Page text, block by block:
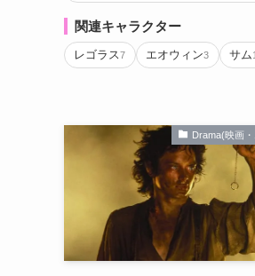
関連キャラクター
レゴラス7 エオウィン3 サム
Drama(映画